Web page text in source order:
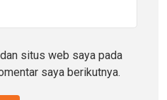
situs web saya pada
saya berikutnya.